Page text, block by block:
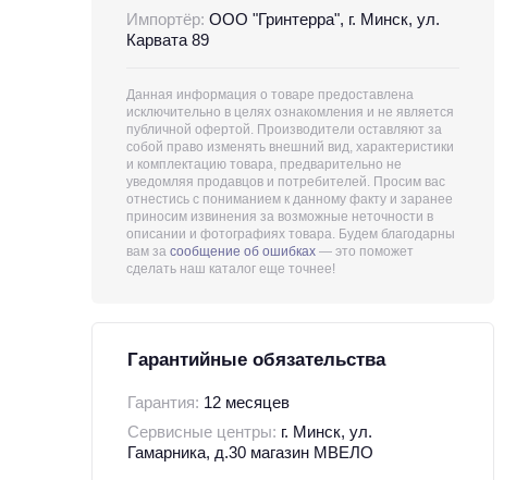
Импортёр: ООО "Гринтерра", г. Минск, ул.
Карвата 89
Данная информация о товаре предоставлена
исключительно в целях ознакомления и не является
публичной офертой. Производители оставляют за
собой право изменять внешний вид, характеристики
и комплектацию товара, предварительно не
уведомляя продавцов и потребителей. Просим вас
отнестись с пониманием к данному факту и заранее
приносим извинения за возможные неточности в
описании и фотографиях товара. Будем благодарны
вам за сообщение об ошибках — это поможет
сделать наш каталог еще точнее!
Гарантийные обязательства
Гарантия: 12 месяцев
Сервисные центры: г. Минск, ул.
Гамарника, д.30 магазин МВЕЛО